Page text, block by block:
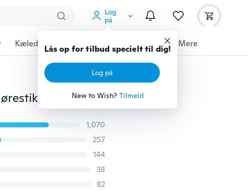
Log
på
Lås op for tilbud specielt til dig!
Log på
New to Wish? Tilmeld
Kæledyrstilbehør Gadgets Værktøj Mere
2 CT Princess Cut sort diamant 925 sølv sort guld ørestikker cool mænd kvinder Stud øreringe
1,070
257
144
38
82